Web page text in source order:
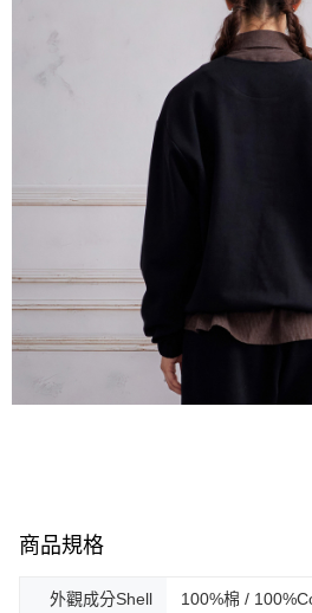
商品規格
外觀成分Shell
100%棉 /